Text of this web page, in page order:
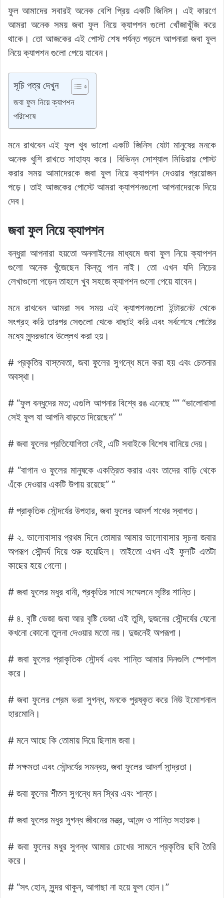
c
e
b
o
k
ai
l
at
s
A
p
k
e
dI
d
di
t
p
y
Li
s
s
e
y
p
ar
e
ফুল আমাদের সবারই অনেক বেশি প্রিয় একটি জিনিস। এই কারণে
আমরা অনেক সময় জবা ফুল নিয়ে ক্যাপশন গুলো খোঁজাখুঁজি করে
থাকে। তো আজকের এই পোস্ট শেষ পর্যন্ত পড়লে আপনারা জবা ফুল
নিয়ে ক্যাপশন গুলো পেয়ে যাবেন।
সূচি পত্র দেখুন
জবা ফুল নিয়ে ক্যাপশন
পরিশেষে
মনে রাখবেন এই ফুল খুব ভালো একটি জিনিস যেটা মানুষের মনকে
অনেক খুশি রাখতে সাহায্য করে। বিভিন্ন সোশ্যাল মিডিয়ায় পোস্ট
করার সময় আমাদেরকে জবা ফুল নিয়ে ক্যাপশন দেওয়ার প্রয়োজন
পড়ে। তাই আজকের পোস্টে আমরা ক্যাপশনগুলো আপনাদেরকে দিয়ে
দেব।
জবা ফুল নিয়ে ক্যাপশন
বন্ধুরা আপনারা হয়তো অনলাইনের মাধ্যমে জবা ফুল নিয়ে ক্যাপশন
গুলো অনেক খুঁজেছেন কিন্তু পান নাই। তো এখন যদি নিচের
লেখাগুলো পড়েন তাহলে খুব সহজে ক্যাপশন গুলো পেয়ে যাবেন।
মনে রাখবেন আমরা সব সময় এই ক্যাপশনগুলো ইন্টারনেট থেকে
সংগ্রহ করি তারপর সেগুলো থেকে বাছাই করি এবং সর্বশেষে পোষ্টের
মধ্যে সুন্দরভাবে উল্লেখ করা হয়।
# প্রকৃতির বাস্তবতা, জবা ফুলের সুগন্ধে মনে করা হয় এবং চেতনার
অবস্থা।
# “ফুল বন্ধুদের মত; এগুলি আপনার বিশ্বে রঙ এনেছে ”” “ভালোবাসা
সেই ফুল যা আপনি বাড়তে দিয়েছেন” “
# জবা ফুলের প্রতিযোগিতা নেই, এটি সবাইকে বিশেষ বানিয়ে দেয়।
# “বাগান ও ফুলের মানুষকে একত্রিত করার এবং তাদের বাড়ি থেকে
এঁকে দেওয়ার একটি উপায় রয়েছে” “
# প্রাকৃতিক সৌন্দর্যের উপহার, জবা ফুলের আদর্শ শখের স্বাগত।
# ২. ভালোবাসার প্রথম দিনে তোমার আমার ভালোবাসার সূচনা জবার
অপরূপ সৌন্দর্য দিয়ে শুরু হয়েছিল। তাইতো এখন এই ফুলটি এতটা
কাছের হয়ে গেলো।
# জবা ফুলের মধুর বানী, প্রকৃতির সাথে সম্মেলনে সৃষ্টির শান্তি।
# ৪. বৃষ্টি ভেজা জবা আর বৃষ্টি ভেজা এই তুমি, দুজনের সৌন্দর্যের যেনো
কখনো কোনো তুলনা দেওয়ার মতো নয়। দুজনেই অপরূপা।
# জবা ফুলের প্রাকৃতিক সৌন্দর্য এবং শান্তি আমার দিনগুলি স্পেশাল
করে।
# জবা ফুলের প্রেম ভরা সুগন্ধ, মনকে পুরষ্কৃত করে নিউ ইমোশনাল
হারমোনি।
# মনে আছে কি তোমায় দিয়ে ছিলাম জবা।
# সক্ষমতা এবং সৌন্দর্যের সমন্বয়, জবা ফুলের আদর্শ সান্দ্রতা।
# জবা ফুলের শীতল সুগন্ধে মন স্থির এবং শান্ত।
# জবা ফুলের মধুর সুগন্ধ জীবনের মন্ত্র, আনন্দ ও শান্তি সহায়ক।
# জবা ফুলের মধুর সুগন্ধ আমার চোখের সামনে প্রকৃতির ছবি তৈরি
করে।
# “সৎ হোন, সুন্দর থাকুন, আগাছা না হয়ে ফুল হোন।”